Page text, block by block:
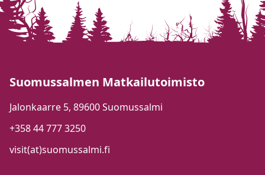
Suomussalmen Matkailutoimisto
Jalonkaarre 5, 89600 Suomussalmi
+358 44 777 3250
visit(at)suomussalmi.fi